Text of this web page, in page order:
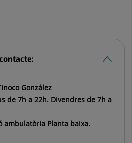
González
de 7h a 22h. Divendres de 7h a
ambulatòria Planta baixa.